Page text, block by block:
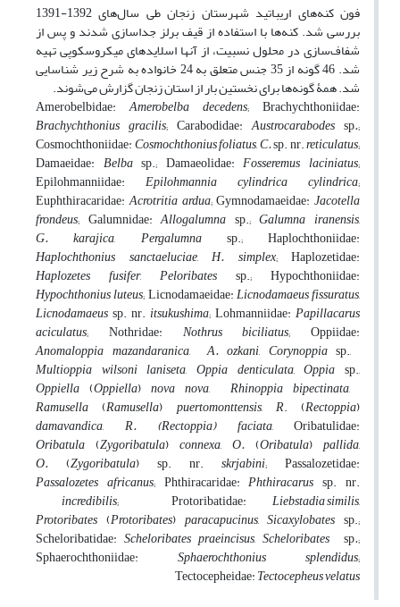
فون کنه‌های اریباتید شهرستان زنجان طی سال‌های 1392-1391
بررسی شد. کنه‌ها با استفاده از قیف برلز جداسازی شدند و پس از
شفاف‌سازی در محلول نسبیت، از آنها اسلایدهای میکروسکوپی تهیه
شد. 46 گونه از 35 جنس متعلق به 24 خانواده به شرح زیر شناسایی
شد. همۀ گونه‌ها برای نخستین بار از استان زنجان گزارش می‌شوند.
Amerobelbidae:Amerobelba decedens; Brachychthoniidae:
Brachychthonius gracilis; Carabodidae:Austrocarabodes sp.;
Cosmochthoniidae:Cosmochthoniusfoliatus,C.sp. nr.reticulatus;
Damaeidae: Belbasp.; Damaeolidae:Fosseremus laciniatus;
Epilohmanniidae: Epilohmannia cylindrica cylindrica;
Euphthiracaridae:Acrotritiaardua; Gymnodamaeidae: Jacotella
frondeus; Galumnidae:Allogalumna sp.;Galumna iranensis,
G. karajica, Pergalumnasp.; Haplochthoniidae:
Haplochthonius sanctaeluciae,H. simplex; Haplozetidae:
Haplozetes fusifer, Peloribates sp.; Hypochthoniidae:
Hypochthoniusluteus; Licnodamaeidae:Licnodamaeusfissuratus,
Licnodamaeussp. nr. itsukushima; Lohmanniidae: Papillacarus
aciculatus; Nothridae: Nothrus biciliatus; Oppiidae:
Anomaloppia mazandaranica,A. ozkani, Corynoppiasp.,
Multioppia wilsoni laniseta,Oppia denticulata,Oppiasp.,
Oppiella (Oppiella)nova nova, Rhinoppia bipectinata,
Ramusella (Ramusella)puertomonttensis, R. (Rectoppia)
damavandica, R. (Rectoppia) faciata, Oribatulidae:
Oribatula (Zygoribatula) connexa, O. (Oribatula)pallida,
O. (Zygoribatula) sp. nr. skrjabini; Passalozetidae:
Passalozetes africanus; Phthiracaridae:Phthiracarus sp. nr.
incredibilis; Protoribatidae: Liebstadiasimilis,
Protoribates (Protoribates)paracapucinus,Sicaxylobates sp.;
Scheloribatidae: Scheloribates praeincisus, Scheloribates sp.;
Sphaerochthoniidae: Sphaerochthonius splendidus;
Tectocepheidae:Tectocepheusvelatus